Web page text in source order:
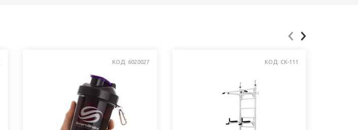
КОД: 6020027 КОД: СК-111